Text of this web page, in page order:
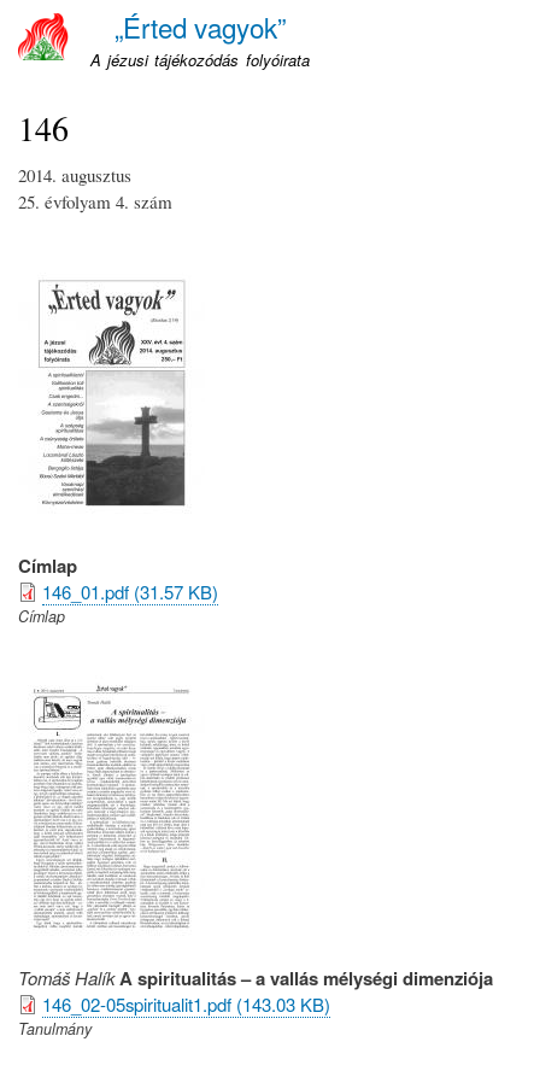
Ugrás
a
tartalomra
„Érted vagyok”
A jézusi tájékozódás folyóirata
146
2014. augusztus
25. évfolyam 4. szám
Címlap
146_01.pdf (31.57 KB)
Címlap
Tomáš HalíkA spiritualitás – a vallás mélységi dimenziója
146_02-05spiritualit1.pdf (143.03 KB)
Tanulmány